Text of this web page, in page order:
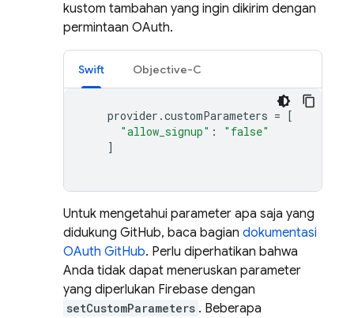
kustom tambahan yang ingin dikirim dengan
permintaan OAuth.
Swift Objective-C
provider .customParameters = [
"allow_signup" :
"false"
]
Untuk mengetahui parameter apa saja yang
didukung GitHub, baca bagian dokumentasi
OAuth GitHub. Perlu diperhatikan bahwa
Anda tidak dapat meneruskan parameter
yang diperlukan Firebase dengan
setCustomParameters . Beberapa